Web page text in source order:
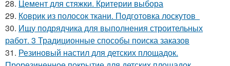
28. Цемент для стяжки. Критерии выбора
29. Коврик из полосок ткани. Подготовка лоскутов
30. Ищу подрядчика для выполнения строительных
работ. 3 Традиционные способы поиска заказов
31. Резиновый настил для детских площадок.